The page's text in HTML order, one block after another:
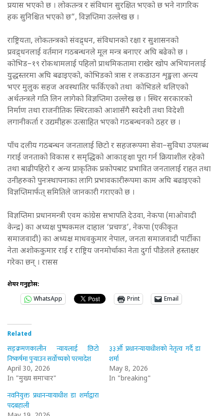
प्रयास भएको छ । लोकतन्त्र र संविधान सुरक्षित भएको छ भने नागरिक
हक सुनिश्चित भएको छ”, विज्ञप्तिमा उल्लेख छ ।
राष्ट्रियता, लोकतन्त्रको संवद्र्धन, संविधानको रक्षा र सुशासनको
प्रवद्र्धनलाई वर्तमान गठबन्धनले मूल मन्त्र बनाएर अघि बढेको छ ।
कोभिड–१९ रोकथामलाई पहिलो प्राथमिकतामा राखेर खोप अभियानलाई
युद्धस्तरमा अघि बढाइएको, कोभिडको त्रास र लकडाउन शृङ्खला अन्त्य
भएर मुलुक सहज अवस्थातिर फर्किएको तथा कोभिडले थलिएको
अर्थतन्त्रले गति लिन लागेको विज्ञप्तिमा उल्लेख छ । स्थिर सरकारको
निर्माण तथा राजनीतिक स्थिरताको आशासँगै स्वदेशी तथा विदेशी
लगानीकर्ता र उद्यमीहरू उत्साहित भएको गठबन्धनको ठहर छ ।
पाँच दलीय गठबन्धन जनतालाई छिटो र सहजरूपमा सेवा–सुविधा उपलब्ध
गराई जनताको विकास र समृद्धिको आकाङ्क्षा पूरा गर्न क्रियाशील रहेको
तथा बाढीपहिरो र अन्य प्राकृतिक प्रकोपबाट प्रभावित जनतालाई राहत तथा
उनीहरुको पुनःस्थापनाका लागि प्रभावकारीरूपमा काम अघि बढाइएको
विज्ञप्तिमार्फत् समितिले जानकारी गराएको छ ।
विज्ञप्तिमा प्रधानमन्त्री एवम कांग्रेस सभापति देउवा, नेकपा (माओवादी
केन्द्र) का अध्यक्ष पुष्पकमल दाहाल ‘प्रचण्ड’, नेकपा (एकीकृत
समाजवादी) का अध्यक्ष माधवकुमार नेपाल, जनता समाजवादी पार्टीका
नेता अशोककुमार राई र राष्ट्रिय जनमोर्चाका नेता दुर्गा पौडेलले हस्ताक्षर
गरेका छन् । रासस
शेयर गर्नुहोस:
WhatsApp
Print Email
Related
सङ्क्रमणकालीन न्यायलाई छिटो
निष्कर्षमा पुर्‍याउन सर्वोच्चको परमादेश
April 30, 2026
In "मुख्य समाचार"
३३औँ प्रधानन्यायाधीशको नेतृत्व गर्दै डा
शर्मा
May 8, 2026
In "breaking"
नवनियुक्त प्रधानन्यायाधीश डा शर्माद्वारा
पदबहाली